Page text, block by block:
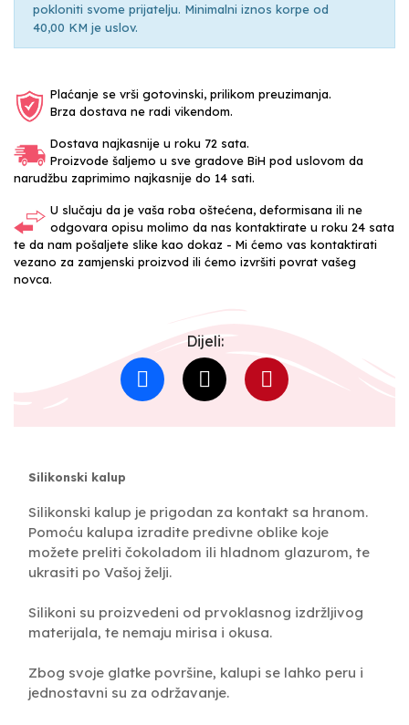
pokloniti svome prijatelju. Minimalni iznos korpe od
40,00 KM je uslov.
Plaćanje se vrši gotovinski, prilikom preuzimanja.
Brza dostava ne radi vikendom.
Dostava najkasnije u roku 72 sata.
Proizvode šaljemo u sve gradove BiH pod uslovom da
narudžbu zaprimimo najkasnije do 14 sati.
U slučaju da je vaša roba oštećena, deformisana ili ne
odgovara opisu molimo da nas kontaktirate u roku 24 sata
te da nam pošaljete slike kao dokaz - Mi ćemo vas kontaktirati
vezano za zamjenski proizvod ili ćemo izvršiti povrat vašeg
novca.
Dijeli:
Silikonski kalup
Silikonski kalup je prigodan za kontakt sa hranom.
Pomoću kalupa izradite predivne oblike koje
možete preliti čokoladom ili hladnom glazurom, te
ukrasiti po Vašoj želji.
Silikoni su proizvedeni od prvoklasnog izdržljivog
materijala, te nemaju mirisa i okusa.
Zbog svoje glatke površine, kalupi se lahko peru i
jednostavni su za održavanje.